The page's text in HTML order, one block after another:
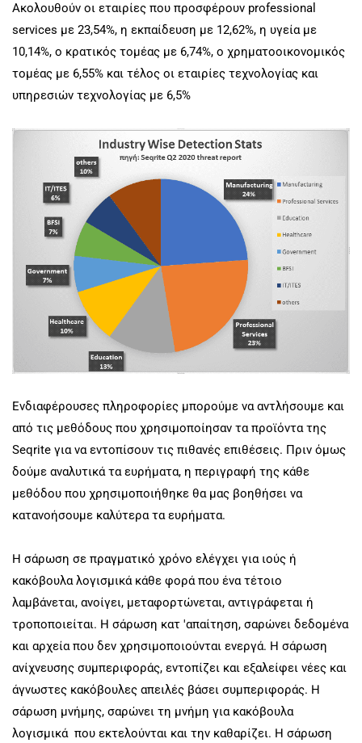
Ακολουθούν οι εταιρίες που προσφέρουν professional
services με 23,54%, η εκπαίδευση με 12,62%, η υγεία με
10,14%, ο κρατικός τομέας με 6,74%, ο χρηματοοικονομικός
τομέας με 6,55% και τέλος οι εταιρίες τεχνολογίας και
υπηρεσιών τεχνολογίας με 6,5%
Ενδιαφέρουσες πληροφορίες μπορούμε να αντλήσουμε και
από τις μεθόδους που χρησιμοποίησαν τα προϊόντα της
Seqrite για να εντοπίσουν τις πιθανές επιθέσεις. Πριν όμως
δούμε αναλυτικά τα ευρήματα, η περιγραφή της κάθε
μεθόδου που χρησιμοποιήθηκε θα μας βοηθήσει να
κατανοήσουμε καλύτερα τα ευρήματα.
Η σάρωση σε πραγματικό χρόνο ελέγχει για ιούς ή
κακόβουλα λογισμικά κάθε φορά που ένα τέτοιο
λαμβάνεται, ανοίγει, μεταφορτώνεται, αντιγράφεται ή
τροποποιείται. Η σάρωση κατ 'απαίτηση, σαρώνει δεδομένα
και αρχεία που δεν χρησιμοποιούνται ενεργά. Η σάρωση
ανίχνευσης συμπεριφοράς, εντοπίζει και εξαλείφει νέες και
άγνωστες κακόβουλες απειλές βάσει συμπεριφοράς. Η
σάρωση μνήμης, σαρώνει τη μνήμη για κακόβουλα
λογισμικά που εκτελούνται και την καθαρίζει. Η σάρωση